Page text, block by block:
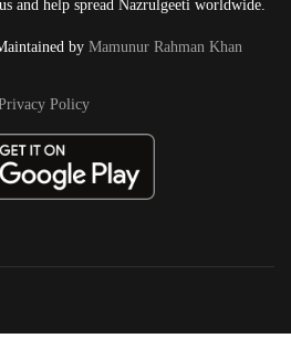
and help spread Nazrulgeeti worldwide.
by Mamunur Rahman Khan
Policy